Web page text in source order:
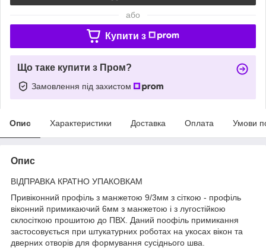
або
Купити з
Що таке купити з Пром?
Замовлення під захистом
Опис Характеристики Доставка Оплата Умови
Опис
ВІДПРАВКА КРАТНО УПАКОВКАМ
Привіконний профіль з манжетою 9/3мм з сіткою - профіль
віконний примикаючий 6мм з манжетою і з лугостійкою
склосіткою прошитою до ПВХ. Даний поофіль примикання
застосовується при штукатурних роботах на укосах вікон та
дверних отворів для формування сусіднього шва.